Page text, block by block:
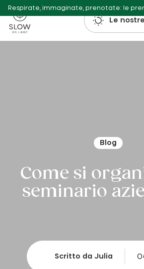
Villaggio lento
Le
Blog
Come si
seminario
Scritto da Julia